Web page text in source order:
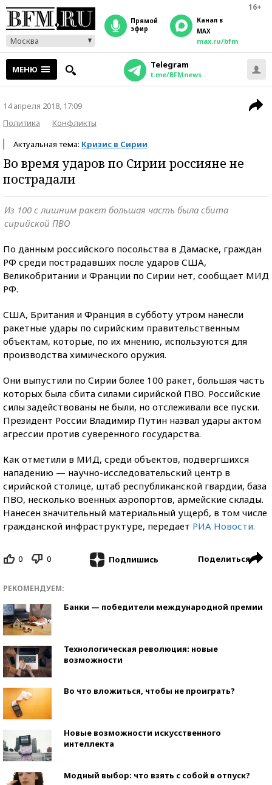
16+
Москва
прямой
эфир
Канал в
MAX
max.ru/bfm
МЕНЮ Telegram
t.me/BFMnews
14 апреля 2018, 17:09
Политика
Конфликты
Актуальная тема: Кризис в Сирии
Во время ударов по Сирии россияне не
пострадали
Из 100 с лишним ракет большая часть была сбита
сирийской ПВО
По данным российского посольства в Дамаске, граждан
РФ среди пострадавших после ударов США,
Великобритании и Франции по Сирии нет, сообщает МИД
РФ.
США, Британия и Франция в субботу утром нанесли
ракетные удары по сирийским правительственным
объектам, которые, по их мнению, используются для
производства химического оружия.
Они выпустили по Сирии более 100 ракет, большая часть
которых была сбита силами сирийской ПВО. Российские
силы задействованы не были, но отслеживали все пуски.
Президент России Владимир Путин назвал удары актом
агрессии против суверенного государства.
Как отметили в МИД, среди объектов, подвергшихся
нападению — научно-исследовательский центр в
сирийской столице, штаб республиканской гвардии, база
ПВО, несколько военных аэропортов, армейские склады.
Нанесен значительный материальный ущерб, в том числе
гражданской инфраструктуре, передает РИА Новости.
0 0 Подпишись Поделиться
РЕКОМЕНДУЕМ:
Банки — победители международной премии
Технологическая революция: новые
возможности
Во что вложиться, чтобы не проиграть?
Новые возможности искусственного
интеллекта
Модный выбор: что взять с собой в отпуск?